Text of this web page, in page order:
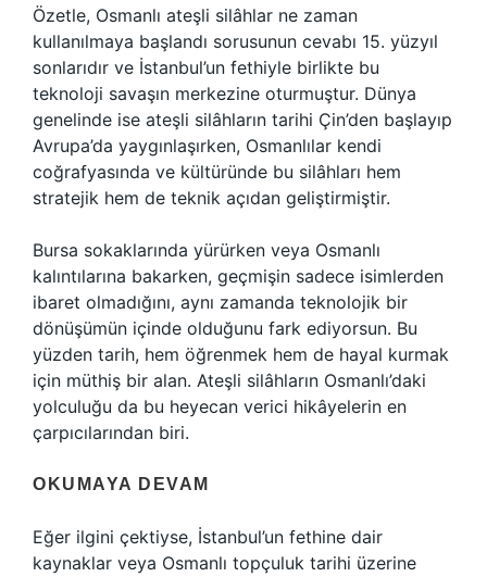
Özetle, Osmanlı ateşli silâhlar ne zaman
kullanılmaya başlandı sorusunun cevabı 15. yüzyıl
sonlarıdır ve İstanbul’un fethiyle birlikte bu
teknoloji savaşın merkezine oturmuştur. Dünya
genelinde ise ateşli silâhların tarihi Çin’den başlayıp
Avrupa’da yaygınlaşırken, Osmanlılar kendi
coğrafyasında ve kültüründe bu silâhları hem
stratejik hem de teknik açıdan geliştirmiştir.
Bursa sokaklarında yürürken veya Osmanlı
kalıntılarına bakarken, geçmişin sadece isimlerden
ibaret olmadığını, aynı zamanda teknolojik bir
dönüşümün içinde olduğunu fark ediyorsun. Bu
yüzden tarih, hem öğrenmek hem de hayal kurmak
için müthiş bir alan. Ateşli silâhların Osmanlı’daki
yolculuğu da bu heyecan verici hikâyelerin en
çarpıcılarından biri.
OKUMAYA DEVAM
Eğer ilgini çektiyse, İstanbul’un fethine dair
kaynaklar veya Osmanlı topçuluk tarihi üzerine